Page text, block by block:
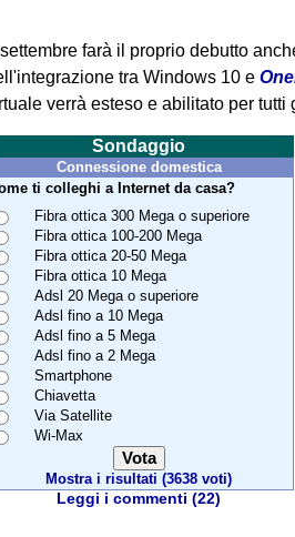
farà il proprio debutto
tra Windows 10 e
verrà esteso e abilitato per tutti
Sondaggio
Connessione domestica
ti colleghi a Internet da casa?
Fibra ottica 300 Mega o superiore
Fibra ottica 100-200 Mega
Fibra ottica 20-50 Mega
Fibra ottica 10 Mega
Adsl 20 Mega o superiore
Adsl fino a 10 Mega
Adsl fino a 5 Mega
Adsl fino a 2 Mega
Smartphone
Chiavetta
Via Satellite
Wi-Max
Mostra i risultati (3638 voti)
Leggi i commenti (22)